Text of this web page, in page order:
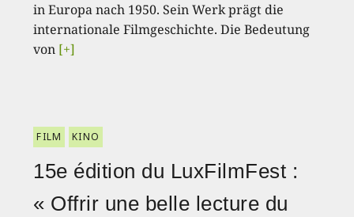
in Europa nach 1950. Sein Werk prägt die
internationale Filmgeschichte. Die Bedeutung
von [+]
FILM KINO
15e édition du LuxFilmFest :
« Offrir une belle lecture du